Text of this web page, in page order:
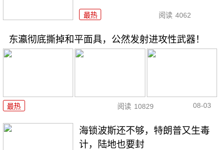
最热 阅读 4062
东瀛彻底撕掉和平面具，公然发射进攻性武器！
最热 阅读 10829 08-03
海锁波斯还不够，特朗普又生毒
计，陆地也要封